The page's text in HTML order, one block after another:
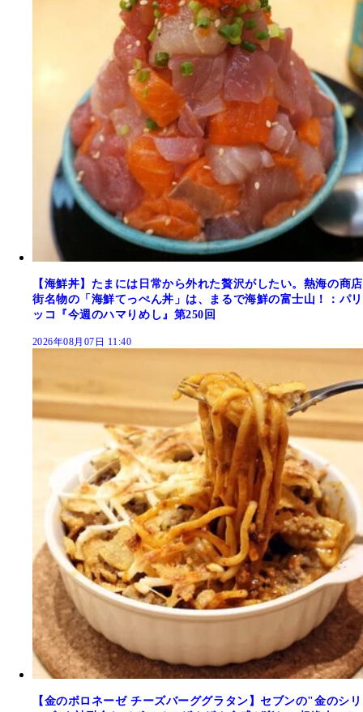
【海鮮丼】たまには日常から外れた贅沢がしたい。熱海の商店
街名物の「海鮮てっぺん丼」は、まるで海鮮の富士山！：パリ
ッコ『今週のハマりめし』第250回
2026年08月07日 11:40
【金のボロネーゼ チーズバーググラタン】セブンの"金のシリ